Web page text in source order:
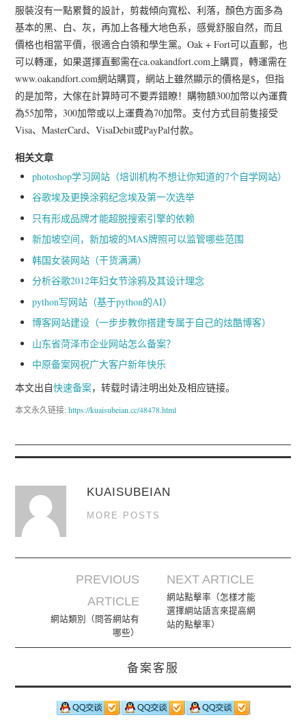
服裝沒有一點累贅的設計，剪裁傾向寬松、利落，顏色方面多為
基本的黑、白、灰，再加上各種大地色系，感覺舒服自然，而且
價格也相當平價，很適合白領和學生黨。Oak + Fort可以直郵，也
可以轉運，如果選擇直郵需在ca.oakandfort.com上購買，轉運需在
www.oakandfort.com網站購買，網站上雖然顯示的價格是$，但指
的是加幣，大傢在計算時可不要弄錯瞭！購物額300加幣以內運費
為55加幣，300加幣或以上運費為70加幣。支付方式目前隻接受
Visa、MasterCard、VisaDebit或PayPal付款。
相关文章
photoshop学习网站（培训机构不想让你知道的7个自学网站）
谷歌埃及更换涂鸦纪念埃及第一次选举
只有形成品牌才能超脱搜索引擎的依赖
新加坡空间，新加坡的MAS牌照可以监管哪些范围
韩国女装网站（干货满满）
分析谷歌2012年妇女节涂鸦及其设计理念
python写网站（基于python的AI）
博客网站建设（一步步教你搭建专属于自己的炫酷博客）
山东省菏泽市企业网站怎么备案？
中原备案网祝广大客户新年快乐
本文出自快速备案，转载时请注明出处及相应链接。
本文永久链接:https://kuaisubeian.cc/48478.html
KUAISUBEIAN
MORE POSTS
Post navigation
PREVIOUS
ARTICLE
網站類別（問答網站有
哪些）
NEXT ARTICLE
網站點擊率（怎樣才能
選擇網站語言來提高網
站的點擊率）
备案客服